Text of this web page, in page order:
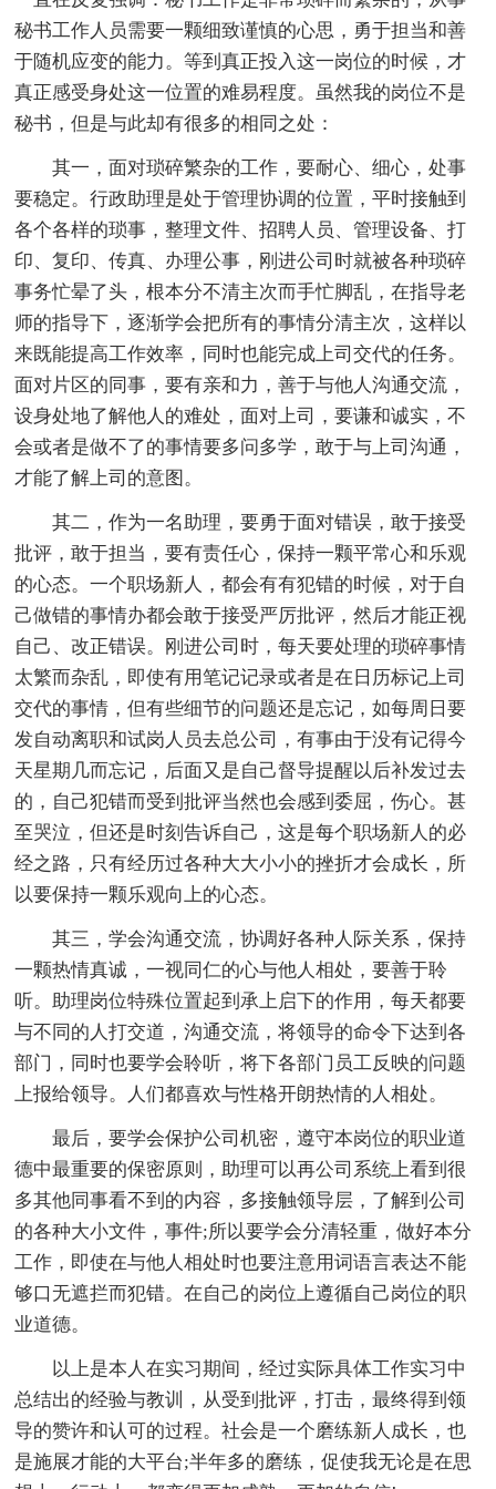
秘书工作人员需要一颗细致谨慎的心思，勇于担当和善
于随机应变的能力。等到真正投入这一岗位的时候，才
真正感受身处这一位置的难易程度。虽然我的岗位不是
秘书，但是与此却有很多的相同之处：
其一，面对琐碎繁杂的工作，要耐心、细心，处事
要稳定。行政助理是处于管理协调的位置，平时接触到
各个各样的琐事，整理文件、招聘人员、管理设备、打
印、复印、传真、办理公事，刚进公司时就被各种琐碎
事务忙晕了头，根本分不清主次而手忙脚乱，在指导老
师的指导下，逐渐学会把所有的事情分清主次，这样以
来既能提高工作效率，同时也能完成上司交代的任务。
面对片区的同事，要有亲和力，善于与他人沟通交流，
设身处地了解他人的难处，面对上司，要谦和诚实，不
会或者是做不了的事情要多问多学，敢于与上司沟通，
才能了解上司的意图。
其二，作为一名助理，要勇于面对错误，敢于接受
批评，敢于担当，要有责任心，保持一颗平常心和乐观
的心态。一个职场新人，都会有有犯错的时候，对于自
己做错的事情办都会敢于接受严厉批评，然后才能正视
自己、改正错误。刚进公司时，每天要处理的琐碎事情
太繁而杂乱，即使有用笔记记录或者是在日历标记上司
交代的事情，但有些细节的问题还是忘记，如每周日要
发自动离职和试岗人员去总公司，有事由于没有记得今
天星期几而忘记，后面又是自己督导提醒以后补发过去
的，自己犯错而受到批评当然也会感到委屈，伤心。甚
至哭泣，但还是时刻告诉自己，这是每个职场新人的必
经之路，只有经历过各种大大小小的挫折才会成长，所
以要保持一颗乐观向上的心态。
其三，学会沟通交流，协调好各种人际关系，保持
一颗热情真诚，一视同仁的心与他人相处，要善于聆
听。助理岗位特殊位置起到承上启下的作用，每天都要
与不同的人打交道，沟通交流，将领导的命令下达到各
部门，同时也要学会聆听，将下各部门员工反映的问题
上报给领导。人们都喜欢与性格开朗热情的人相处。
最后，要学会保护公司机密，遵守本岗位的职业道
德中最重要的保密原则，助理可以再公司系统上看到很
多其他同事看不到的内容，多接触领导层，了解到公司
的各种大小文件，事件;所以要学会分清轻重，做好本分
工作，即使在与他人相处时也要注意用词语言表达不能
够口无遮拦而犯错。在自己的岗位上遵循自己岗位的职
业道德。
以上是本人在实习期间，经过实际具体工作实习中
总结出的经验与教训，从受到批评，打击，最终得到领
导的赞许和认可的过程。社会是一个磨练新人成长，也
是施展才能的大平台;半年多的磨练，促使我无论是在思